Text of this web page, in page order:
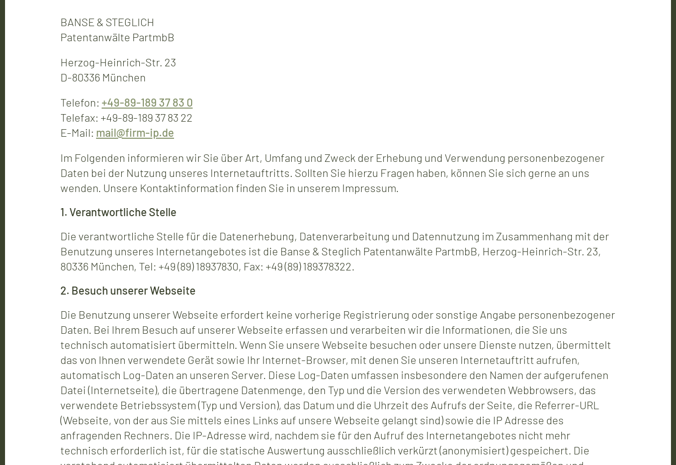
BANSE & STEGLICH
Patentanwälte PartmbB
Herzog-Heinrich-Str. 23
D-80336 München
Telefon: +49-89-189 37 83 0
Telefax: +49-89-189 37 83 22
E-Mail: mail@firm-ip.de
Im Folgenden informieren wir Sie über Art, Umfang und Zweck der Erhebung und Verwendung personenbezogener
Daten bei der Nutzung unseres Internetauftritts. Sollten Sie hierzu Fragen haben, können Sie sich gerne an uns
wenden. Unsere Kontaktinformation finden Sie in unserem Impressum.
1. Verantwortliche Stelle
Die verantwortliche Stelle für die Datenerhebung, Datenverarbeitung und Datennutzung im Zusammenhang mit der
Benutzung unseres Internetangebotes ist die Banse & Steglich Patentanwälte PartmbB, Herzog-Heinrich-Str. 23,
80336 München, Tel: +49 (89) 18937830, Fax: +49 (89) 189378322.
2. Besuch unserer Webseite
Die Benutzung unserer Webseite erfordert keine vorherige Registrierung oder sonstige Angabe personenbezogener
Daten. Bei Ihrem Besuch auf unserer Webseite erfassen und verarbeiten wir die Informationen, die Sie uns
technisch automatisiert übermitteln. Wenn Sie unsere Webseite besuchen oder unsere Dienste nutzen, übermittelt
das von Ihnen verwendete Gerät sowie Ihr Internet-Browser, mit denen Sie unseren Internetauftritt aufrufen,
automatisch Log-Daten an unseren Server. Diese Log-Daten umfassen insbesondere den Namen der aufgerufenen
Datei (Internetseite), die übertragene Datenmenge, den Typ und die Version des verwendeten Webbrowsers, das
verwendete Betriebssystem (Typ und Version), das Datum und die Uhrzeit des Aufrufs der Seite, die Referrer-URL
(Webseite, von der aus Sie mittels eines Links auf unsere Webseite gelangt sind) sowie die IP Adresse des
anfragenden Rechners. Die IP-Adresse wird, nachdem sie für den Aufruf des Internetangebotes nicht mehr
technisch erforderlich ist, für die statische Auswertung ausschließlich verkürzt (anonymisiert) gespeichert. Die